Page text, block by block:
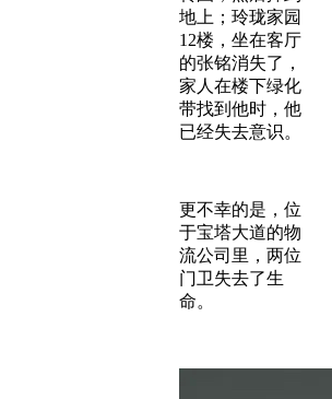
地上；玲珑家园
12楼，坐在客厅
的张铭消失了，
家人在楼下绿化
带找到他时，他
已经失去意识。
更不幸的是，位
于宝塔大道的物
流公司里，两位
门卫失去了生
命。